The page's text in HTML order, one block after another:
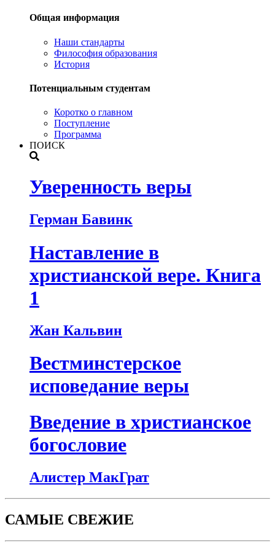
Общая информация
Наши стандарты
Философия образования
История
Потенциальным студентам
Коротко о главном
Поступление
Программа
ПОИСК
Уверенность веры
Герман Бавинк
Наставление в
христианской вере. Книга
1
Жан Кальвин
Вестминстерское
исповедание веры
Введение в христианское
богословие
Алистер МакГрат
САМЫЕ СВЕЖИЕ